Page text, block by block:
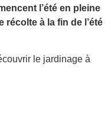
l’été en pleine
récolte à la fin de l’été
le jardinage à